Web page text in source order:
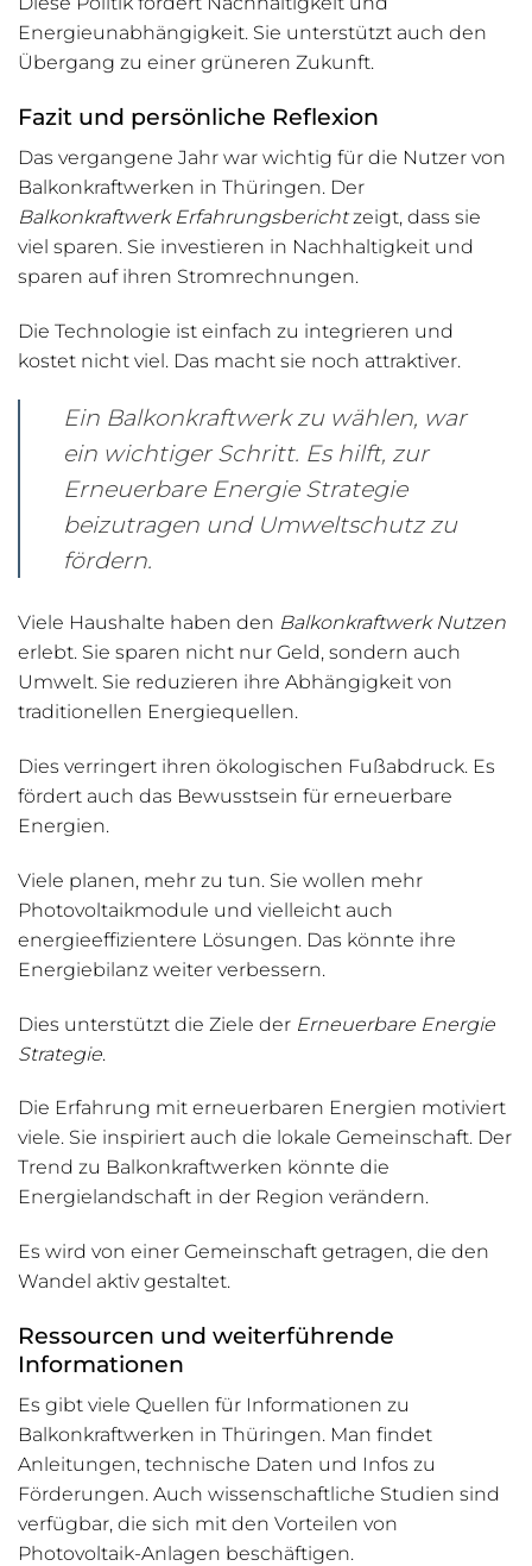
Energieunabhängigkeit. Sie unterstützt auch den
Übergang zu einer grüneren Zukunft.
Fazit und persönliche Reflexion
Das vergangene Jahr war wichtig für die Nutzer von
Balkonkraftwerken in Thüringen. Der
Balkonkraftwerk Erfahrungsberichtzeigt, dass sie
viel sparen. Sie investieren in Nachhaltigkeit und
sparen auf ihren Stromrechnungen.
Die Technologie ist einfach zu integrieren und
kostet nicht viel. Das macht sie noch attraktiver.
Ein Balkonkraftwerk zu wählen, war
ein wichtiger Schritt. Es hilft, zur
Erneuerbare Energie Strategie
beizutragen und Umweltschutz zu
fördern.
Viele Haushalte haben den Balkonkraftwerk Nutzen
erlebt. Sie sparen nicht nur Geld, sondern auch
Umwelt. Sie reduzieren ihre Abhängigkeit von
traditionellen Energiequellen.
Dies verringert ihren ökologischen Fußabdruck. Es
fördert auch das Bewusstsein für erneuerbare
Energien.
Viele planen, mehr zu tun. Sie wollen mehr
Photovoltaikmodule und vielleicht auch
energieeffizientere Lösungen. Das könnte ihre
Energiebilanz weiter verbessern.
Dies unterstützt die Ziele der Erneuerbare Energie
Strategie.
Die Erfahrung mit erneuerbaren Energien motiviert
viele. Sie inspiriert auch die lokale Gemeinschaft. Der
Trend zu Balkonkraftwerken könnte die
Energielandschaft in der Region verändern.
Es wird von einer Gemeinschaft getragen, die den
Wandel aktiv gestaltet.
Ressourcen und weiterführende
Informationen
Es gibt viele Quellen für Informationen zu
Balkonkraftwerken in Thüringen. Man findet
Anleitungen, technische Daten und Infos zu
Förderungen. Auch wissenschaftliche Studien sind
verfügbar, die sich mit den Vorteilen von
Photovoltaik-Anlagen beschäftigen.